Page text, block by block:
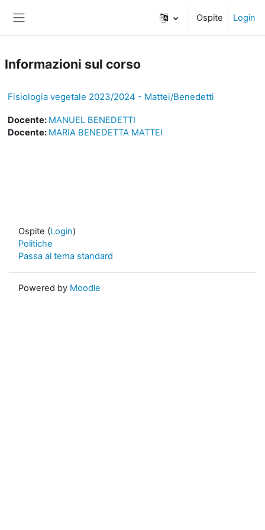
Ospite Login
Informazioni sul corso
Fisiologia vegetale 2023/2024 - Mattei/Benedetti
Docente: MANUEL BENEDETTI
Docente: MARIA BENEDETTA MATTEI
Ospite (Login)
Politiche
Passa al tema standard
Powered by Moodle